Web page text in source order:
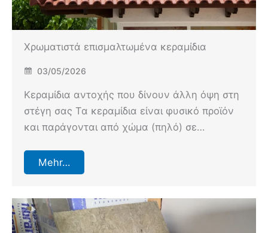
Χρωματιστά επισμαλτωμένα κεραμίδια
03/05/2026
Κεραμίδια αντοχής που δίνουν άλλη όψη στη
στέγη σας Τα κεραμίδια είναι φυσικό προϊόν
και παράγονται από χώμα (πηλό) σε…
Mehr…